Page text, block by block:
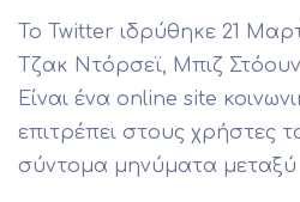
Το Twitter ιδρύθηκε 21
Τζακ Ντόρσεϊ, Μπιζ
Είναι ένα online site
επιτρέπει στους χρήστες
σύντομα μηνύματα μεταξύ